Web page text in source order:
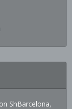
ShBarcelona,